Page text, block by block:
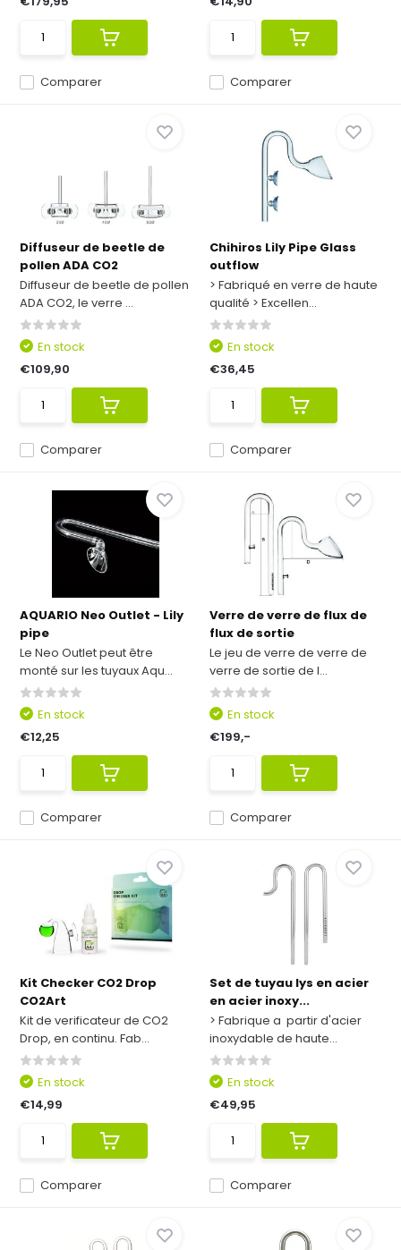
Comparer Comparer
Diffuseur de beetle de
pollen ADA CO2
Diffuseur de beetle de pollen
ADA CO2, le verre ...
Comparer
En stock
€109,90
Chihiros Lily Pipe Glass
outflow
> Fabriqué en verre de haute
qualité > Excellen...
Comparer
En stock
€36,45
AQUARIO Neo Outlet - Lily
pipe
Le Neo Outlet peut être
monté sur les tuyaux Aqu...
Comparer
En stock
€12,25
Verre de verre de flux de
flux de sortie
Le jeu de verre de verre de
verre de sortie de l...
Comparer
En stock
€199,-
Kit Checker CO2 Drop
CO2Art
Kit de verificateur de CO2
Drop, en continu. Fab...
Comparer
En stock
€14,99
Set de tuyau lys en acier
en acier inoxy...
> Fabrique a partir d'acier
inoxydable de haute...
Comparer
En stock
€49,95